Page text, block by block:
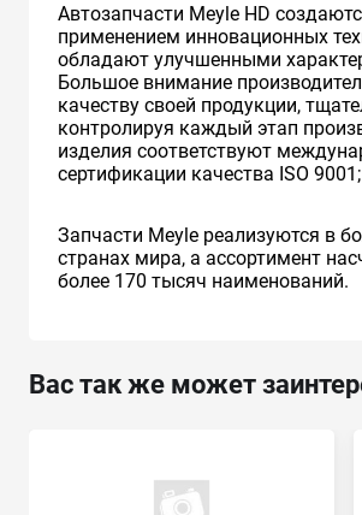
Автозапчасти Meyle HD
применением инновационных
обладают улучшенными
Большое внимание
качеству своей продукции,
контролируя каждый этап
изделия соответствуют
сертификации качества ISO
Запчасти Meyle реализуются в
странах мира, а ассортимент
более 170 тысяч наименований.
Вас так же может